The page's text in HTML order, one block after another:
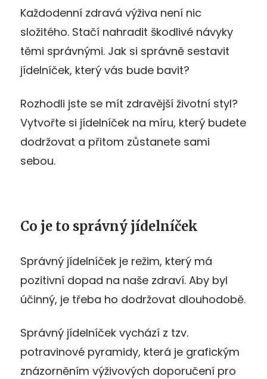
Každodenní zdravá výživa není nic
složitého. Stačí nahradit škodlivé návyky
těmi správnými. Jak si správně sestavit
jídelníček, který vás bude bavit?
Rozhodli jste se mít zdravější životní styl?
Vytvořte si jídelníček na míru, který budete
dodržovat a přitom zůstanete sami
sebou.
Co je to správný jídelníček
Správný jídelníček je režim, který má
pozitivní dopad na naše zdraví. Aby byl
účinný, je třeba ho dodržovat dlouhodobě.
Správný jídelníček vychází z tzv.
potravinové pyramidy, která je grafickým
znázorněním výživových doporučení pro